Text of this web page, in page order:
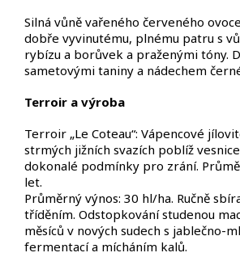
Silná vůně vařeného červeného
dobře vyvinutému, plnému patru s
rybízu a borůvek a praženými tóny.
sametovými taniny a nádechem
Terroir a výroba
Terroir „Le Coteau“: Vápencové
strmých jižních svazích poblíž
dokonalé podmínky pro zrání.
let.
Průměrný výnos: 30 hl/ha. Ručně
tříděním. Odstopkování studenou
měsíců v nových sudech s jablečno-
fermentací a mícháním kalů.